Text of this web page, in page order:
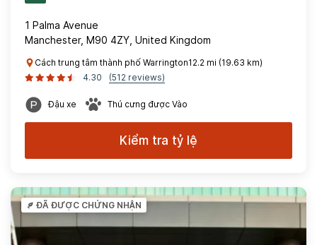
1 Palma Avenue
Manchester, M90 4ZY, United Kingdom
Cách trung tâm thành phố Warrington12.2 mi (19.63 km)
4.30
(512 reviews)
Đậu xe Thú cưng được Vào
Kiểm tra tỷ lệ
ĐÃ ĐƯỢC CHỨNG NHẬN